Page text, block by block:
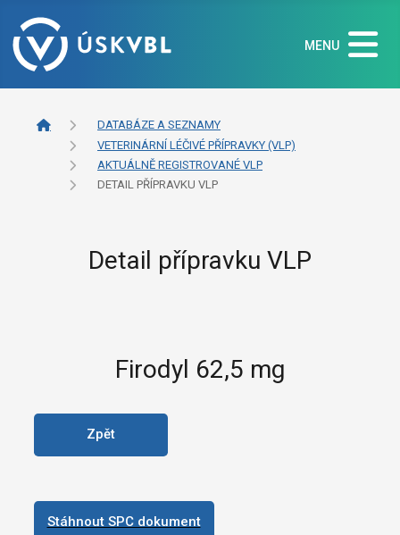
MENU
DATABÁZE A SEZNAMY
VETERINÁRNÍ LÉČIVÉ PŘÍPRAVKY (VLP)
AKTUÁLNĚ REGISTROVANÉ VLP
DETAIL PŘÍPRAVKU VLP
Detail přípravku VLP
Firodyl 62,5 mg
Zpět
Stáhnout SPC dokument